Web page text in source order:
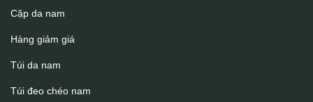
Ví mini da cá sấu cao cấp khâu tay Lano VCSTK016
Cặp da nam
Hàng giảm giá
Túi da nam
Túi đeo chéo nam